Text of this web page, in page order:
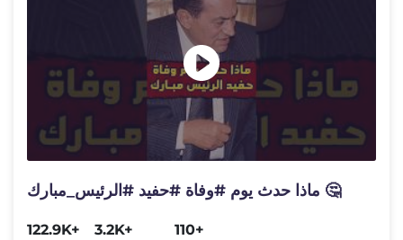
ماذا حدث يوم #وفاة #حفيد #الرئيس_مبارك 🤔
122.9K+
3.2K+
110+